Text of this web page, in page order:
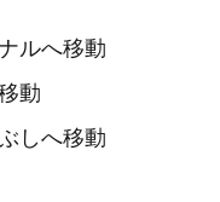
ルへ移動
動
しへ移動